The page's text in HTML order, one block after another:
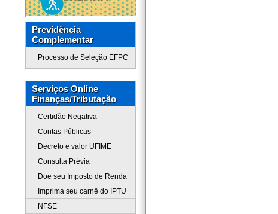
Previdência
Complementar
Processo de Seleção EFPC
Serviços Online
Finanças/Tributação
Certidão Negativa
Contas Públicas
Decreto e valor UFIME
Consulta Prévia
Doe seu Imposto de Renda
Imprima seu carnê do IPTU
NFSE